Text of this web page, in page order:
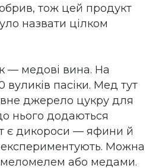
тож цей продукт
назвати цілком
— медові вина. На
вуликів пасіки. Мед тут
джерело цукру для
нього додаються
є дикороси — яфини й
Можна
меломелем або медами.